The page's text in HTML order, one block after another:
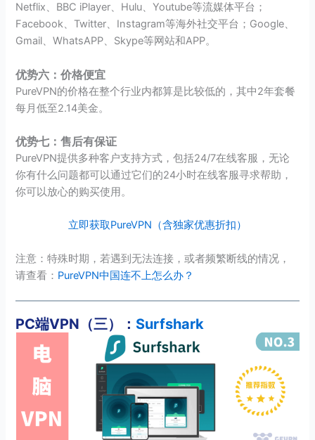
Netflix、BBC iPlayer、Hulu、Youtube等流媒体平台；
Facebook、Twitter、Instagram等海外社交平台；Google、
Gmail、WhatsAPP、Skype等网站和APP。
优势六：价格便宜
PureVPN的价格在整个行业内都算是比较低的，其中2年套餐
每月低至2.14美金。
优势七：售后有保证
PureVPN提供多种客户支持方式，包括24/7在线客服，无论
你有什么问题都可以通过它们的24小时在线客服寻求帮助，
你可以放心的购买使用。
立即获取PureVPN（含独家优惠折扣）
注意：特殊时期，若遇到无法连接，或者频繁断线的情况，
请查看： PureVPN中国连不上怎么办？
PC端VPN（三）： Surfshark